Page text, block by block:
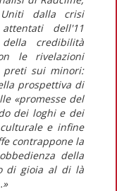
dalla crisi
dell'11
credibilità
le rivelazioni
preti sui minori:
prospettiva di
«promesse del
dei loghi e dei
e infine
contrappone la
della
di gioia al di là